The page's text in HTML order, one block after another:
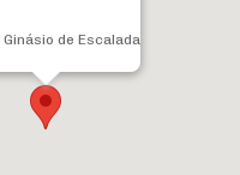
Ginásio de Escalada